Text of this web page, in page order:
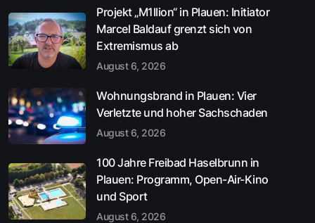
Projekt „M1llion“ in Plauen: Initiator
Marcel Baldauf grenzt sich von
Extremismus ab
August 6, 2026
Wohnungsbrand in Plauen: Vier
Verletzte und hoher Sachschaden
August 6, 2026
100 Jahre Freibad Haselbrunn in
Plauen: Programm, Open-Air-Kino
und Sport
August 6, 2026